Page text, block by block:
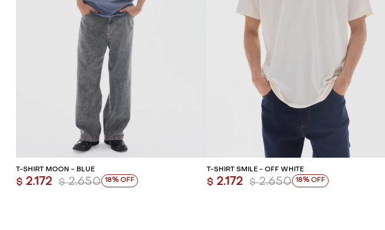
AGREGAR AL CARRITO
T-SHIRT MOON - BLUE
$ 2.172 $ 2.650 18
AGREGAR AL CARRITO
T-SHIRT SMILE - OFF WHITE
$ 2.172 $ 2.650 18